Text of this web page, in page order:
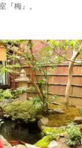
『梅』。